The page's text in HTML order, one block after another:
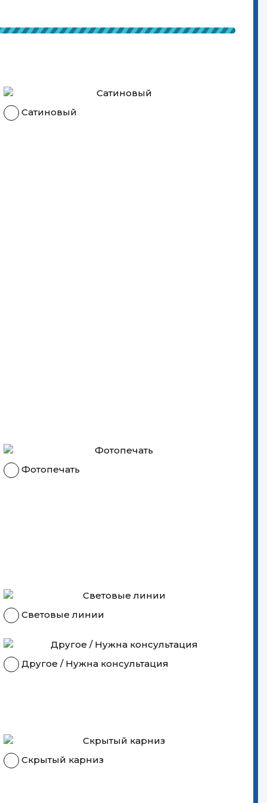
Сатиновый
Фотопечать
Световые линии
Другое / Нужна консультация
Скрытый карниз